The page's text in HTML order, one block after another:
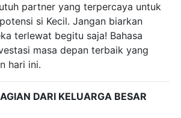
partner yang terpercaya untuk
si Kecil. Jangan biarkan
terlewat begitu saja! Bahasa
masa depan terbaik yang
hari ini.
DARI KELUARGA BESAR